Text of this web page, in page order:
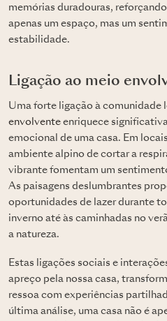
memórias duradouras,
apenas um espaço, mas um
estabilidade.
Ligação ao meio
Uma forte ligação à comunidade
envolvente enriquece
emocional de uma casa. Em
ambiente alpino de cortar a
vibrante fomentam um
As paisagens deslumbrantes
oportunidades de lazer durante
inverno até às caminhadas no
a natureza.
Estas ligações sociais e
apreço pela nossa casa,
ressoa com experiências
última análise, uma casa não é